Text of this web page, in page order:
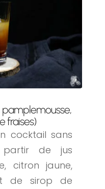
pamplemousse,
fraises)
cocktail sans
de jus
citron jaune,
de sirop de